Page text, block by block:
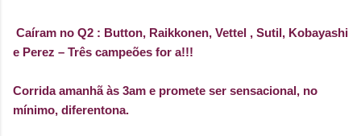
Caíram no Q2 : Button, Raikkonen, Vettel , Sutil, Kobayashi
e Perez – Três campeões for a!!!
Corrida amanhã às 3am e promete ser sensacional, no
mínimo, diferentona.